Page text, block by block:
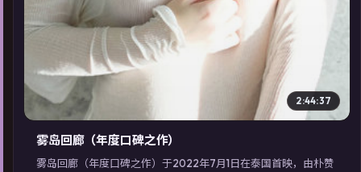
2:44:37
雾岛回廊（年度口碑之作）
雾岛回廊（年度口碑之作）于2022年7月1日在泰国首映，由朴赞